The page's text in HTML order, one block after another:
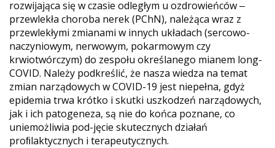
rozwijająca się w czasie odległym u ozdrowieńców ‒
przewlekła choroba nerek (PChN), należąca wraz z
przewlekłymi zmianami w innych układach (sercowo-
naczyniowym, nerwowym, pokarmowym czy
krwiotwórczym) do zespołu określanego mianem long-
COVID. Należy podkreślić, że nasza wiedza na temat
zmian narządowych w COVID-19 jest niepełna, gdyż
epidemia trwa krótko i skutki uszkodzeń narządowych,
jak i ich patogeneza, są nie do końca poznane, co
uniemożliwia pod-jęcie skutecznych działań
proﬁlaktycznych i terapeutycznych.